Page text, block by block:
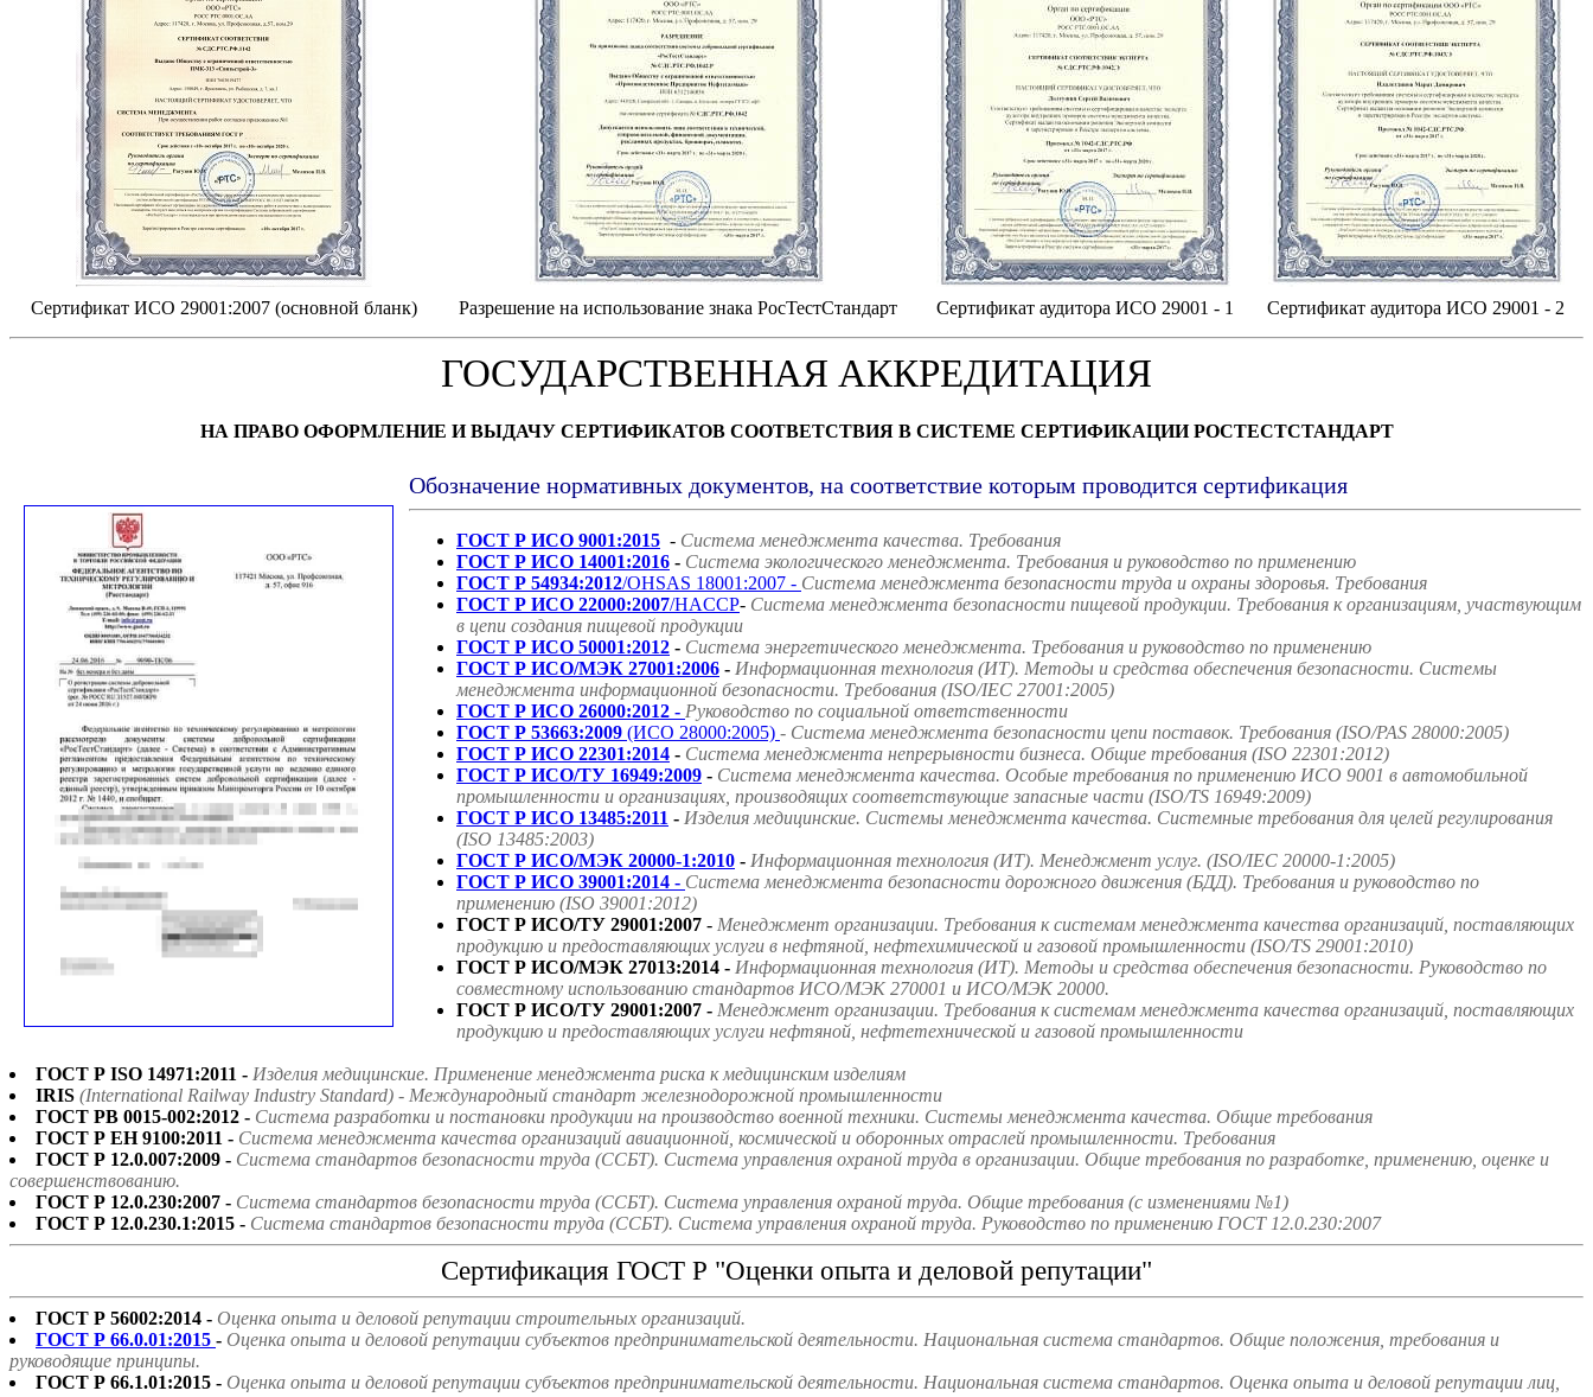
Сертификат ИСО 29001:2007 (основной бланк) Разрешение на использование знака РосТестСтандарт Сертификат аудитора ИСО 29001 - 1 Сертификат аудитора ИСО 29001 - 2
ГОСУДАРСТВЕННАЯ АККРЕДИТАЦИЯ
НА ПРАВО ОФОРМЛЕНИЕ И ВЫДАЧУ СЕРТИФИКАТОВ СООТВЕТСТВИЯ В СИСТЕМЕ СЕРТИФИКАЦИИ РОСТЕСТСТАНДАРТ
Обозначение нормативных документов, на соответствие которым проводится сертификация
ГОСТ Р ИСО 9001:2015 - Система менеджмента качества. Требования
ГОСТ Р ИСО 14001:2016 - Система экологического менеджмента. Требования и руководство по применению
ГОСТ Р 54934:2012/OHSAS 18001:2007 - Система менеджмента безопасности труда и охраны здоровья. Требования
ГОСТ Р ИСО 22000:2007/HACCP- Система менеджмента безопасности пищевой продукции. Требования к организациям, участвующим
в цепи создания пищевой продукции
ГОСТ Р ИСО 50001:2012 - Система энергетического менеджмента. Требования и руководство по применению
ГОСТ Р ИСО/МЭК 27001:2006 - Информационная технология (ИТ). Методы и средства обеспечения безопасности. Системы
менеджмента информационной безопасности. Требования (ISO/IEC 27001:2005)
ГОСТ Р ИСО 26000:2012 - Руководство по социальной ответственности
ГОСТ Р 53663:2009 (ИСО 28000:2005) - Система менеджмента безопасности цепи поставок. Требования (ISO/PAS 28000:2005)
ГОСТ Р ИСО 22301:2014 - Система менеджмента непрерывности бизнеса. Общие требования (ISO 22301:2012)
ГОСТ Р ИСО/ТУ 16949:2009 - Система менеджмента качества. Особые требования по применению ИСО 9001 в автомобильной
промышленности и организациях, производящих соответствующие запасные части (ISO/TS 16949:2009)
ГОСТ Р ИСО 13485:2011 - Изделия медицинские. Системы менеджмента качества. Системные требования для целей регулирования
(ISO 13485:2003)
ГОСТ Р ИСО/МЭК 20000-1:2010 - Информационная технология (ИТ). Менеджмент услуг. (ISO/IEC 20000-1:2005)
ГОСТ Р ИСО 39001:2014 - Система менеджмента безопасности дорожного движения (БДД). Требования и руководство по
применению (ISO 39001:2012)
ГОСТ Р ИСО/ТУ 29001:2007 - Менеджмент организации. Требования к системам менеджмента качества организаций, поставляющих
продукцию и предоставляющих услуги в нефтяной, нефтехимической и газовой промышленности (ISO/TS 29001:2010)
ГОСТ Р ИСО/МЭК 27013:2014 - Информационная технология (ИТ). Методы и средства обеспечения безопасности. Руководство по
совместному использованию стандартов ИСО/МЭК 270001 и ИСО/МЭК 20000.
ГОСТ Р ИСО/ТУ 29001:2007 - Менеджмент организации. Требования к системам менеджмента качества организаций, поставляющих
продукцию и предоставляющих услуги нефтяной, нефтетехнической и газовой промышленности
ГОСТ Р ISO 14971:2011 - Изделия медицинские. Применение менеджмента риска к медицинским изделиям
IRIS (International Railway Industry Standard) - Международный стандарт железнодорожной промышленности
ГОСТ РВ 0015-002:2012 - Система разработки и постановки продукции на производство военной техники. Системы менеджмента качества. Общие требования
ГОСТ Р ЕН 9100:2011 - Система менеджмента качества организаций авиационной, космической и оборонных отраслей промышленности. Требования
ГОСТ Р 12.0.007:2009 - Система стандартов безопасности труда (ССБТ). Система управления охраной труда в организации. Общие требования по разработке, применению, оценке и
совершенствованию.
ГОСТ Р 12.0.230:2007 - Система стандартов безопасности труда (ССБТ). Система управления охраной труда. Общие требования (с изменениями №1)
ГОСТ Р 12.0.230.1:2015 - Система стандартов безопасности труда (ССБТ). Система управления охраной труда. Руководство по применению ГОСТ 12.0.230:2007
Сертификация ГОСТ Р "Оценки опыта и деловой репутации"
ГОСТ Р 56002:2014 - Оценка опыта и деловой репутации строительных организаций.
ГОСТ Р 66.0.01:2015 - Оценка опыта и деловой репутации субъектов предпринимательской деятельности. Национальная система стандартов. Общие положения, требования и
руководящие принципы.
ГОСТ Р 66.1.01:2015 - Оценка опыта и деловой репутации субъектов предпринимательской деятельности. Национальная система стандартов. Оценка опыта и деловой репутации лиц,